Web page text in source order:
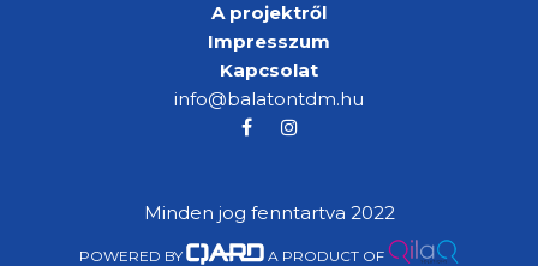
A projektről
Impresszum
Kapcsolat
info@balatontdm.hu
Minden jog fenntartva 2022
POWERED BY A PRODUCT OF